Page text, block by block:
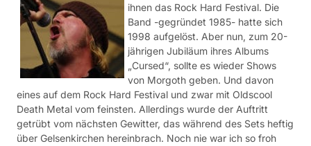
ihnen das Rock Hard Festival. Die
Band -gegründet 1985- hatte sich
1998 aufgelöst. Aber nun, zum 20-
jährigen Jubiläum ihres Albums
„Cursed“, sollte es wieder Shows
von Morgoth geben. Und davon
eines auf dem Rock Hard Festival und zwar mit Oldscool
Death Metal vom feinsten. Allerdings wurde der Auftritt
getrübt vom nächsten Gewitter, das während des Sets heftig
über Gelsenkirchen hereinbrach. Noch nie war ich so froh